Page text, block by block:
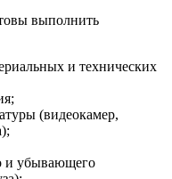
выполнить
и технических
(видеокамер,
и убывающего